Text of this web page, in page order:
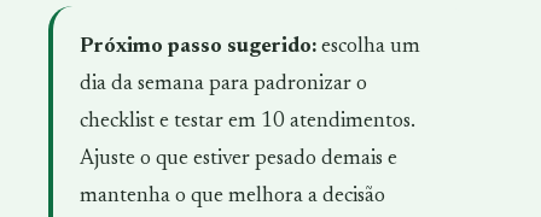
Próximo passo sugerido:escolha um
dia da semana para padronizar o
checklist e testar em 10 atendimentos.
Ajuste o que estiver pesado demais e
mantenha o que melhora a decisão